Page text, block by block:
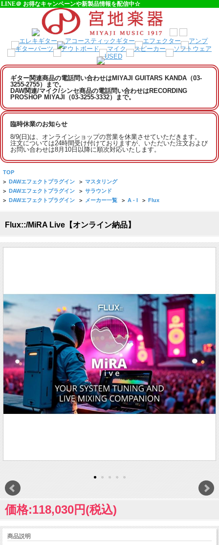
LINE＠ お得なキャンペーンや新製品情報を配信中☆
ギター関連商品の電話問い合わせはMIYAJI GUITARS KANDA（03-
3255-2755）まで。
DAW関連/マイク/シンセ商品の電話問い合わせはRECORDING
PROSHOP MIYAJI（03-3255-3332）まで。
臨時休業のお知らせ
8/9(日)は、オンラインショップの営業を休業させていただきます。
注文については24時間受け付けておりますが、いただいた注文および
お問い合わせは8月10日以降に順次対応いたします。
TOP
> DAWエフェクトプラグイン > マスタリング
> DAWエフェクトプラグイン > サラウンド
> DAWエフェクトプラグイン > メーカー一覧 > A - I > Flux
Flux::/MiRA Live【オンライン納品】
価格:118,030円(税込)
商品説明